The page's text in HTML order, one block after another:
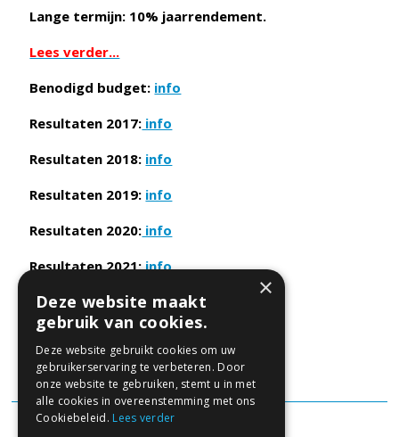
Lange termijn: 10% jaarrendement.
Lees verder...
Benodigd budget: info
Resultaten 2017: info
Resultaten 2018: info
Resultaten 2019: info
Resultaten 2020: info
Resultaten 2021:info
Resultaten 2022:info
Resultaten 2024:
Resultaten 2025:info
×
Deze website maakt
gebruik van cookies.
Deze website gebruikt cookies om uw
gebruikerservaring te verbeteren. Door
onze website te gebruiken, stemt u in met
alle cookies in overeenstemming met ons
Cookiebeleid. Lees verder